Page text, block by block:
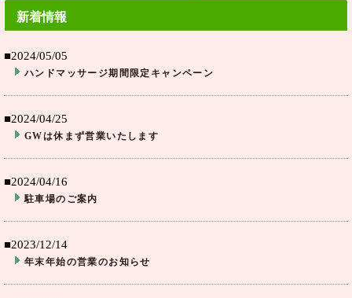
新着情報
■2024/05/05
ハンドマッサージ期間限定キャンペーン
■2024/04/25
GWは休まず営業いたします
■2024/04/16
駐車場のご案内
■2023/12/14
年末年始の営業のお知らせ